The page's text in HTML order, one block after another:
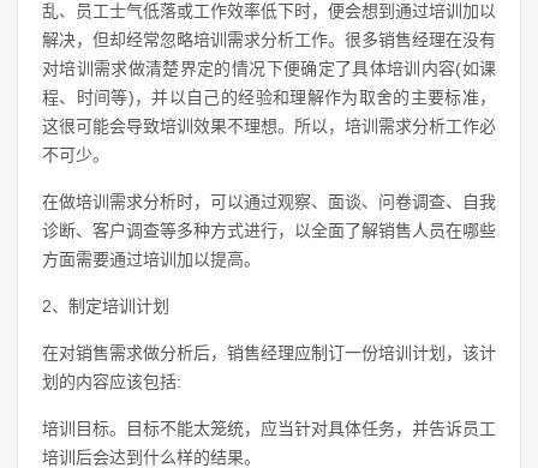
乱、员工士气低落或工作效率低下时，便会想到通过培训加以
解决，但却经常忽略培训需求分析工作。很多销售经理在没有
对培训需求做清楚界定的情况下便确定了具体培训内容(如课
程、时间等)，并以自己的经验和理解作为取舍的主要标准，
这很可能会导致培训效果不理想。所以，培训需求分析工作必
不可少。
在做培训需求分析时，可以通过观察、面谈、问卷调查、自我
诊断、客户调查等多种方式进行，以全面了解销售人员在哪些
方面需要通过培训加以提高。
2、制定培训计划
在对销售需求做分析后，销售经理应制订一份培训计划，该计
划的内容应该包括:
培训目标。目标不能太笼统，应当针对具体任务，并告诉员工
培训后会达到什么样的结果。